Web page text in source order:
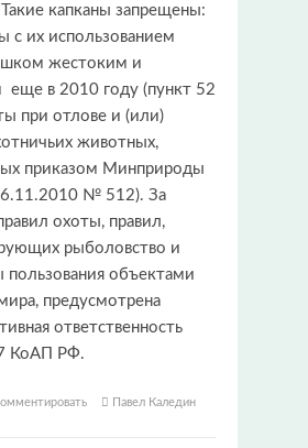
капканы запрещены:
с их использованием
жестоким и
еще в 2010 году (пункт 52
при отлове и (или)
животных,
приказом Минприроды
№ 512). За
охоты, правил,
рыболовство и
пользования объектами
предусмотрена
ответственность
КоАП РФ.
Павел Каледин